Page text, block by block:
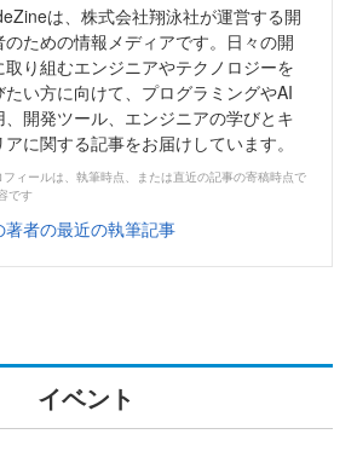
は、株式会社翔泳社が運営する開
のための情報メディアです。日々の開
取り組むエンジニアやテクノロジーを
たい方に向けて、プログラミングやAI
、開発ツール、エンジニアの学びとキ
アに関する記事をお届けしています。
フィールは、執筆時点、または直近の記事の寄稿時点で
です
著者の最近の執筆記事
イベント